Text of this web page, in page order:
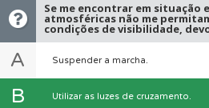
Se me encontrar em situação
atmosféricas não me
condições de visibilidade,
A Suspender a marcha.
B Utilizar as luzes de cruzamento.